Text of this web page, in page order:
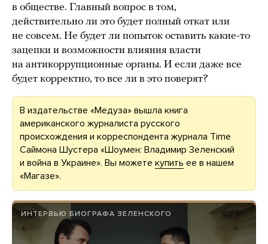
в обществе. Главный вопрос в том,
действительно ли это будет полный откат или
не совсем. Не будет ли попыток оставить какие-то
зацепки и возможности влияния власти
на антикоррупционные органы. И если даже все
будет корректно, то все ли в это поверят?
В издательстве «Медуза» вышла книга
американского журналиста русского
происхождения и корреспондента журнала Time
Саймона Шустера «Шоумен: Владимир Зеленский
и война в Украине». Вы можете купить ее в нашем
«Магазе».
ИНТЕРВЬЮ БИОГРАФА ЗЕЛЕНСКОГО